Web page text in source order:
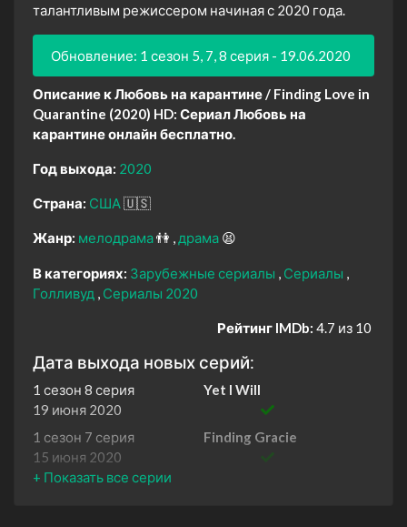
талантливым режиссером начиная с 2020 года.
Обновление: 1 сезон 5, 7, 8 серия - 19.06.2020
Описание к Любовь на карантине / Finding Love in
Quarantine (2020) HD: Сериал Любовь на
карантине онлайн бесплатно.
Год выхода: 2020
Страна: США🇺🇸
Жанр: мелодрама👫 драма 😫
В категориях: Зарубежные сериалы
Сериалы
Голливуд
Сериалы 2020
Рейтинг IMDb: 4.7 из 10
Дата выхода новых серий:
1 сезон 8 серия
Yet I Will
19 июня 2020
1 сезон 7 серия
Finding Gracie
15 июня 2020
1 сезон 6 серия